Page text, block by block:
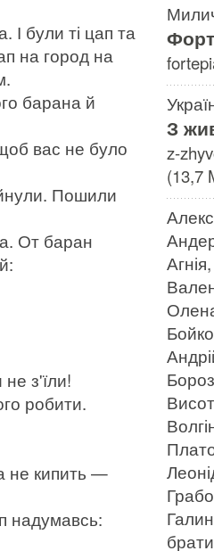
І були ті цап та
на город на
барана й
вас не було
Пошили
От баран
з'їли!
робити.
не кипить —
надумавсь:
З
z-
(13,7